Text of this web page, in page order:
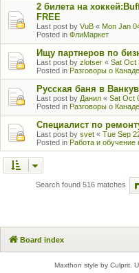
2 билета на
FREE
Last post by VuB « Mon Jan
Posted in ФлиМаркет
Ищу партнеров по
Last post by zlotser « Sat Oct
Posted in Разговоры о Канаде
Русская баня в
Last post by Данил « Sat Oct
Posted in Разговоры о Канаде
Специалист по
Last post by svet « Tue Sep
Posted in Работа и обучение
Search found 516 matches
Board index
Maxthon style by Culprit.